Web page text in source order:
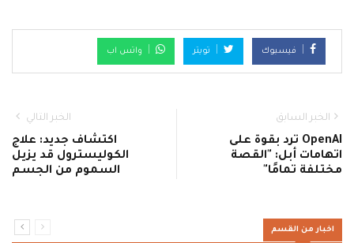
فيسبوك تويتر واتس اب
الخبر السابق
OpenAI ترد بقوة على
اتهامات أبل: "القصة
مختلفة تمامًا"
الخبر التالي
اكتشاف جديد: علاج
الكوليسترول قد يزيل
السموم من الجسم
اخبار من القسم